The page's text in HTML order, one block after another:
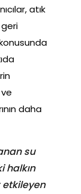
atık
daha
su
halkın
etkileyen